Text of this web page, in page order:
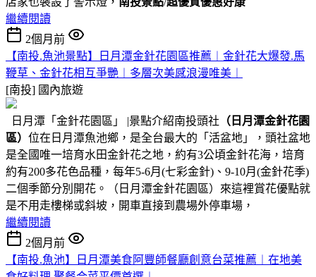
繼續閱讀
2個月前
【南投.魚池景點】日月潭金針花園區推薦︱金針花大爆發.馬
鞭草、金針花相互爭艷︱多層次美感浪漫唯美︱
[南投] 國內旅遊
日月潭「金針花園區」 |景點介紹南投頭社 （日月潭金針花園
區） 位在日月潭魚池鄉，是全台最大的「活盆地」，頭社盆地
是全國唯一培育水田金針花之地，約有3公頃金針花海，培育
約有200多花色品種，每年5-6月(七彩金針)、9-10月(金針花季)
二個季節分別開花。（日月潭金針花園區）來這裡賞花優點就
是不用走樓梯或斜坡，開車直接到農場外停車場，
繼續閱讀
2個月前
【南投.魚池】日月潭美食阿豐師餐廳創意台菜推薦︱在地美